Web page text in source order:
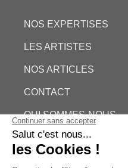
NOS EXPERTISES
LES ARTISTES
NOS ARTICLES
CONTACT
QUI SOMMES-NOUS
ESTIMATION GRATUITE